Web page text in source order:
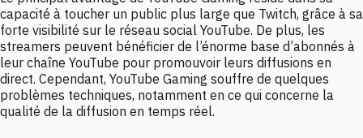
capacité à toucher un public plus large que Twitch, grâce à sa
forte visibilité sur le réseau social YouTube. De plus, les
streamers peuvent bénéficier de l’énorme base d’abonnés à
leur chaîne YouTube pour promouvoir leurs diffusions en
direct. Cependant, YouTube Gaming souffre de quelques
problèmes techniques, notamment en ce qui concerne la
qualité de la diffusion en temps réel.